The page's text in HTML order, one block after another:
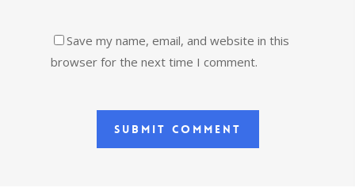
Save my name, email, and website in this
browser for the next time I comment.